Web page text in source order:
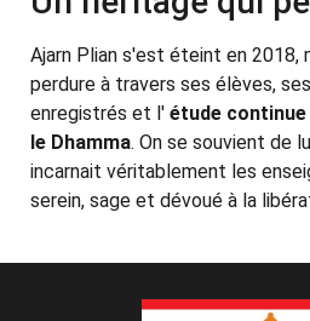
Ajarn Plian s'est éteint en 2018,
perdure à travers ses élèves,
enregistrés et l' étude
le Dhamma. On se souvient de
incarnait véritablement les
serein, sage et dévoué à la